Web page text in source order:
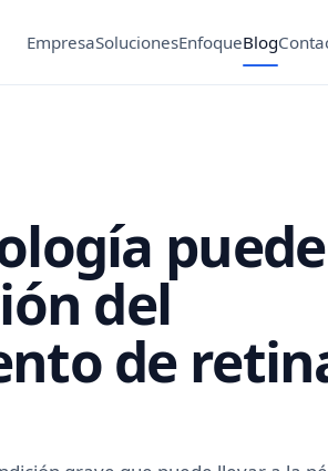
EmpresaSolucionesEnfoqueBlog
del
de